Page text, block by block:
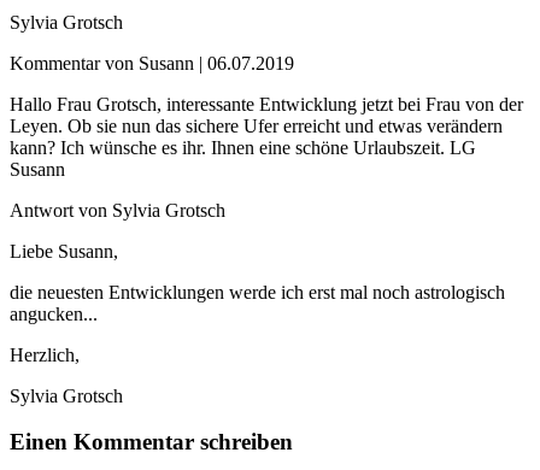
Sylvia Grotsch
Kommentar von Susann | 06.07.2019
Hallo Frau Grotsch, interessante Entwicklung jetzt bei Frau von der
Leyen. Ob sie nun das sichere Ufer erreicht und etwas verändern
kann? Ich wünsche es ihr. Ihnen eine schöne Urlaubszeit. LG
Susann
Antwort von Sylvia Grotsch
Liebe Susann,
die neuesten Entwicklungen werde ich erst mal noch astrologisch
angucken...
Herzlich,
Sylvia Grotsch
Einen Kommentar schreiben